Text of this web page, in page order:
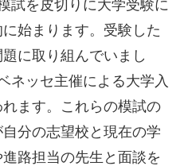
試を皮切りに大学受験に
始まります。受験した
に取り組んでいまし
ネッセ主催による大学入
ます。これらの模試の
分の志望校と現在の学
路担当の先生と面談を